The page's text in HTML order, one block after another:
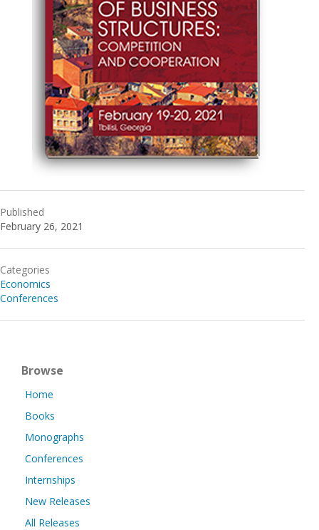
Published
February 26, 2021
Categories
Economics
Conferences
Browse
Home
Books
Monographs
Conferences
Internships
New Releases
All Releases